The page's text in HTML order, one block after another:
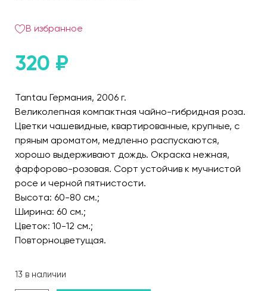
В избранное
320 ₽
Tantau Германия, 2006 г.
Великолепная компактная чайно-гибридная роза.
Цветки чашевидные, квартированные, крупные, с
пряным ароматом, медленно распускаются,
хорошо выдерживают дождь. Окраска нежная,
фарфорово-розовая. Сорт устойчив к мучнистой
росе и черной пятнистости.
Высота: 60-80 см.;
Ширина: 60 см.;
Цветок: 10-12 см.;
Повторноцветущая.
13 в наличии